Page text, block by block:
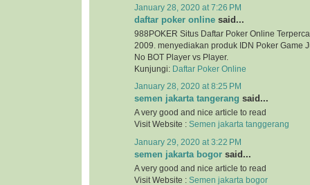
January 28, 2020 at 7:26 PM
daftar poker online said...
988POKER Situs Daftar Poker Online
2009. menyediakan produk IDN Poker Game
No BOT Player vs Player.
Kunjungi: Daftar Poker Online
January 28, 2020 at 8:25 PM
semen jakarta tangerang said...
A very good and nice article to read
Visit Website : Semen jakarta tanggerang
January 29, 2020 at 3:22 PM
semen jakarta bogor said...
A very good and nice article to read
Visit Website : Semen jakarta bogor